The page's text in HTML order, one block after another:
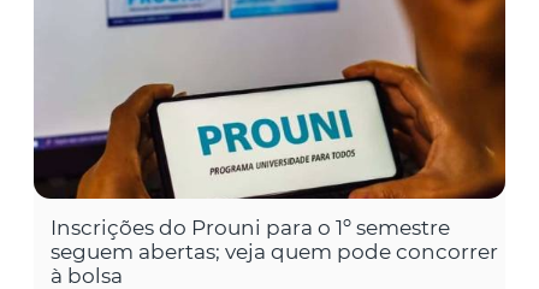
Inscrições do Prouni para o 1º semestre
seguem abertas; veja quem pode concorrer
à bolsa